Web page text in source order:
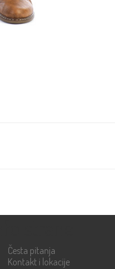
Česta pitanja
Kontakt i lokacije